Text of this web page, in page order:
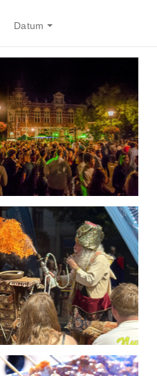
Datum